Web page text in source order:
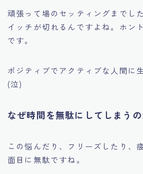
頑張って場のセッティングまでし
イッチが切れるんですよね。ホン
です。
ポジティブでアクティブな人間に
(泣)
なぜ時間を無駄にしてしまうの
この悩んだり、フリーズしたり、
面目に無駄ですね。